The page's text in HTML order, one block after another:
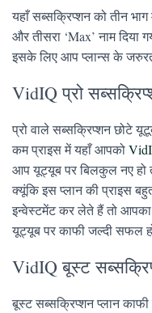
यहाँ सब्सक्रिप्शन को तीन भाग
और तीसरा ‘Max’ नाम दिया
इसके लिए आप प्लान्स के
VidIQ प्रो
प्रो वाले सब्सक्रिप्शन छोटे
कम प्राइस में यहाँ आपको
आप यूट्यूब पर बिलकुल नए हो
क्यूंकि इस प्लान की प्राइस
इन्वेस्टमेंट कर लेते हैं तो
यूट्यूब पर काफी जल्दी सफल
VidIQ बूस्ट
बूस्ट सब्सक्रिप्शन प्लान काफी